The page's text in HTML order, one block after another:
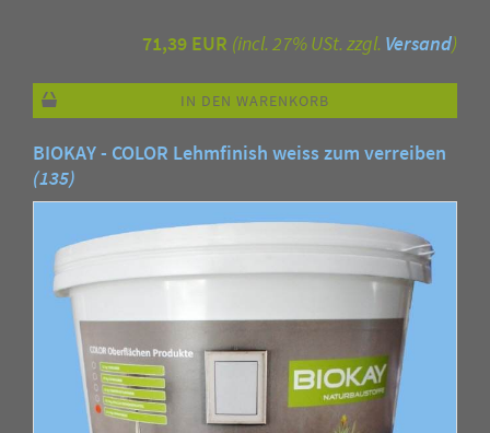
71,39 EUR (incl. 27% USt. zzgl. Versand)
IN DEN WARENKORB
BIOKAY - COLOR Lehmfinish weiss zum verreiben
(135)